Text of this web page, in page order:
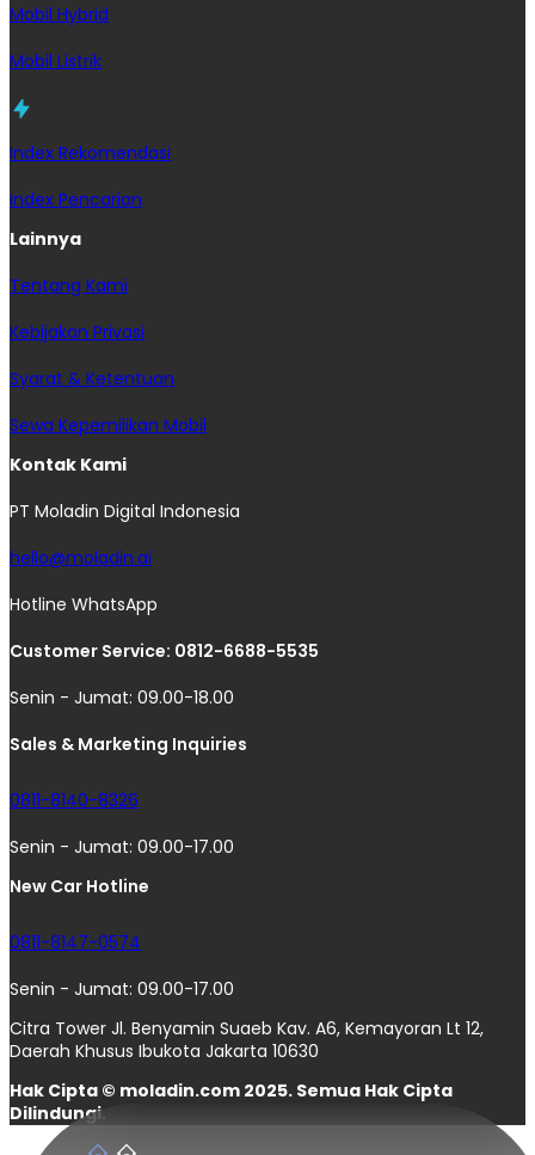
Mobil Hybrid
Mobil Listrik
Index Rekomendasi
Index Pencarian
Lainnya
Tentang Kami
Kebijakan Privasi
Syarat & Ketentuan
Sewa Kepemilikan Mobil
Kontak Kami
PT Moladin Digital Indonesia
hello@moladin.ai
Hotline WhatsApp
Customer Service: 0812-6688-5535
Senin - Jumat: 09.00-18.00
Sales & Marketing Inquiries
0811-8140-8326
Senin - Jumat: 09.00-17.00
New Car Hotline
0811-8147-0574
Senin - Jumat: 09.00-17.00
Citra Tower Jl. Benyamin Suaeb Kav. A6, Kemayoran Lt 12,
Daerah Khusus Ibukota Jakarta 10630
Hak Cipta © moladin.com 2025. Semua Hak Cipta
Dilindungi.